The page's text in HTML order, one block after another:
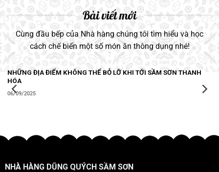
Bài viết mới
Cùng đầu bếp của Nhà hàng chúng tôi tìm hiểu và học
cách chế biến một số món ăn thông dụng nhé!
NHỮNG ĐỊA ĐIỂM KHÔNG THỂ BỎ LỠ KHI TỚI SẦM SƠN THANH
HÓA
06/09/2025
NHÀ HÀNG DŨNG QUÝCH SẦM SƠN